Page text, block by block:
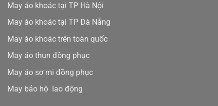
May áo khoác tại TP Hà Nội
May áo khoác tại TP Đà Nẵng
May áo khoác trên toàn quốc
May áo thun đồng phục
May áo sơ mi đồng phục
May bảo hộ lao động